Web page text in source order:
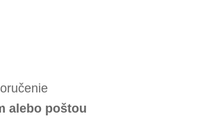
alebo poštou